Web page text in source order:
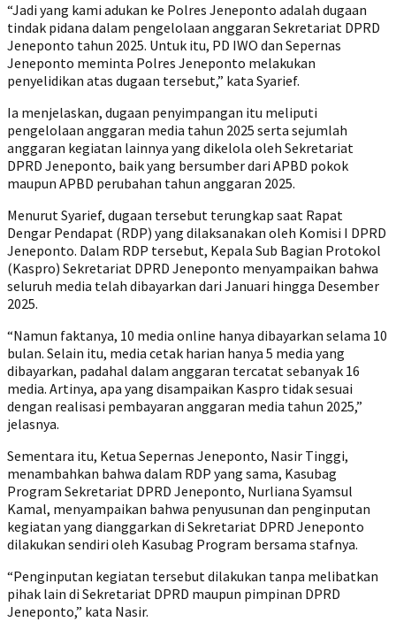
“Jadi yang kami adukan ke Polres Jeneponto adalah dugaan
tindak pidana dalam pengelolaan anggaran Sekretariat DPRD
Jeneponto tahun 2025. Untuk itu, PD IWO dan Sepernas
Jeneponto meminta Polres Jeneponto melakukan
penyelidikan atas dugaan tersebut,” kata Syarief.
Ia menjelaskan, dugaan penyimpangan itu meliputi
pengelolaan anggaran media tahun 2025 serta sejumlah
anggaran kegiatan lainnya yang dikelola oleh Sekretariat
DPRD Jeneponto, baik yang bersumber dari APBD pokok
maupun APBD perubahan tahun anggaran 2025.
Menurut Syarief, dugaan tersebut terungkap saat Rapat
Dengar Pendapat (RDP) yang dilaksanakan oleh Komisi I DPRD
Jeneponto. Dalam RDP tersebut, Kepala Sub Bagian Protokol
(Kaspro) Sekretariat DPRD Jeneponto menyampaikan bahwa
seluruh media telah dibayarkan dari Januari hingga Desember
2025.
“Namun faktanya, 10 media online hanya dibayarkan selama 10
bulan. Selain itu, media cetak harian hanya 5 media yang
dibayarkan, padahal dalam anggaran tercatat sebanyak 16
media. Artinya, apa yang disampaikan Kaspro tidak sesuai
dengan realisasi pembayaran anggaran media tahun 2025,”
jelasnya.
Sementara itu, Ketua Sepernas Jeneponto, Nasir Tinggi,
menambahkan bahwa dalam RDP yang sama, Kasubag
Program Sekretariat DPRD Jeneponto, Nurliana Syamsul
Kamal, menyampaikan bahwa penyusunan dan penginputan
kegiatan yang dianggarkan di Sekretariat DPRD Jeneponto
dilakukan sendiri oleh Kasubag Program bersama stafnya.
“Penginputan kegiatan tersebut dilakukan tanpa melibatkan
pihak lain di Sekretariat DPRD maupun pimpinan DPRD
Jeneponto,” kata Nasir.